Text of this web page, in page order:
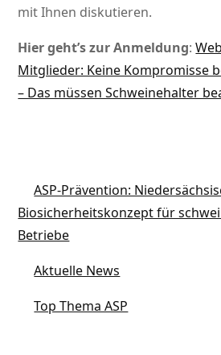
mit Ihnen diskutieren.
Hier geht’s zur Anmeldung:
Mitglieder: Keine Kompromisse
– Das müssen Schweinehalter
ASP-Prävention:
Biosicherheitskonzept für
Betriebe
Aktuelle News
Top Thema ASP